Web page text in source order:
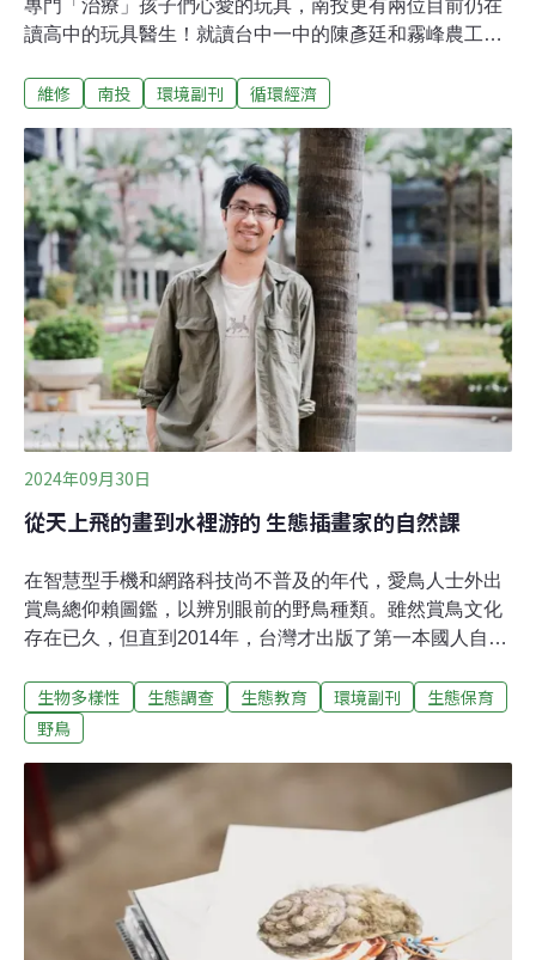
專門「治療」孩子們心愛的玩具，南投更有兩位目前仍在
讀高中的玩具醫生！就讀台中一中的陳彥廷和霧峰農工的
年2月成立「RTO玩具醫生」南投站，修理玩具之餘，也
中生和技職高中生會一頭栽入修理玩具的世界呢？想成為
玩具醫生？兩位菜鳥醫師從拆解家電開始！陳彥廷在國中
開始對動手實作產生興趣，「國中時我開始會把家電拆
開，但是常常裝不回去，直到後來參加了資深玩具醫生李
昇的玩具維修活動，發現修玩具蠻好玩的，而且修復完成
還能成功裝回去，我就很有成就感。」陳彥廷不輕易放棄
的個性，經常鼓勵他人一起自我探索、教學相長。他回憶
起「RTO玩具醫生」南投站的成立，其實是維修前輩建議
在其他城鎮開設「分院」，能發揮更大的效益，因此陳彥
廷找來有相同興趣的洪瑋駿，成立了南投站分院。
維修 南投 環境副刊 循環經濟
2024年09月30日
從天上飛的畫到水裡游的 生態插畫家的自然課
在智慧型手機和網路科技尚不普及的年代，愛鳥人士外出
賞鳥總仰賴圖鑑，以辨別眼前的野鳥種類。雖然賞鳥文化
存在已久，但直到2014年，台灣才出版了第一本國人自行
繪者李政霖用水彩一筆一畫勾勒的精細線條，如今看來依
舊令人驚豔。讓人意外的是，在圖鑑中畫出658種鳥類的
熱愛與不斷練習，終成為生態插畫家。他透露，領他進入
寫實繪圖大門的啟蒙老師，是小學時的一位自然老師。有
趣的是，李政霖成為職業畫家前，也曾是名國小自然老
師。離開學校後 他用插畫展開教室外的自然教育從自然科
學教育學系畢業後，李政霖理所當然地留在體制內教育系
統作育英才，他說自己當時只是名代課的「流浪教師」，
後來跟隨伴侶的腳步前往彰化教書。但李政霖毫不諱言，
生物多樣性 生態調查 生態教育 環境副刊
生態保育
野鳥